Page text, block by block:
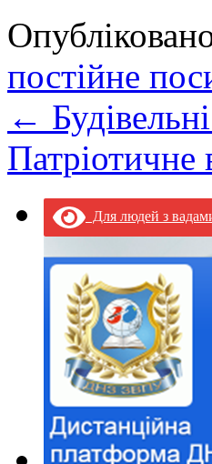
постійне
←
Патріотичне
Для людей з